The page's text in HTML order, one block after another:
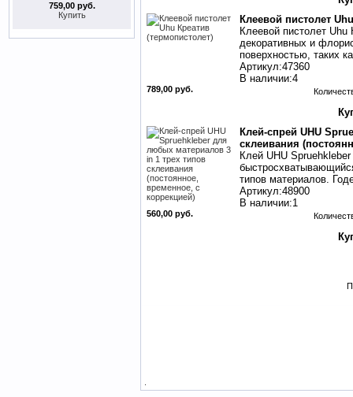
759,00 руб.
Купить
Клеевой пистолет
Клеевой пистолет
декоративных и
поверхностью, таких
Артикул:47360
В наличии:4
789,00 руб.
Клей-спрей UHU
склеивания
Клей UHU
типов материалов.
Артикул:48900
В наличии:1
560,00 руб.